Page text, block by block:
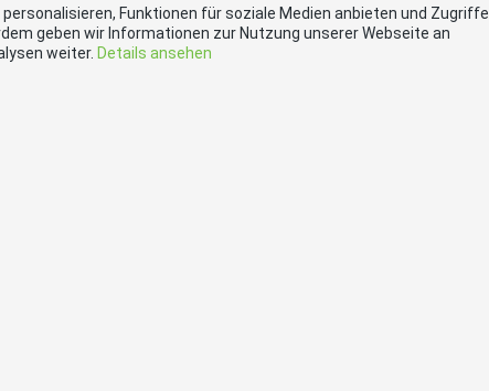
Funktionen für soziale Medien anbieten und Zugriffe
geben wir Informationen zur Nutzung unserer Webseite an
weiter. Details ansehen